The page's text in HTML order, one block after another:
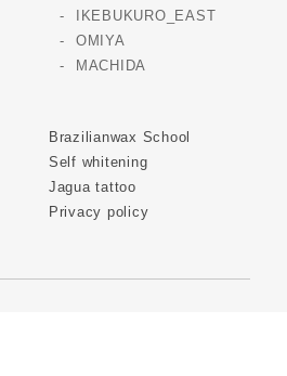
IKEBUKURO_EAST
OMIYA
MACHIDA
Brazilianwax School
Self whitening
Jagua tattoo
Privacy policy